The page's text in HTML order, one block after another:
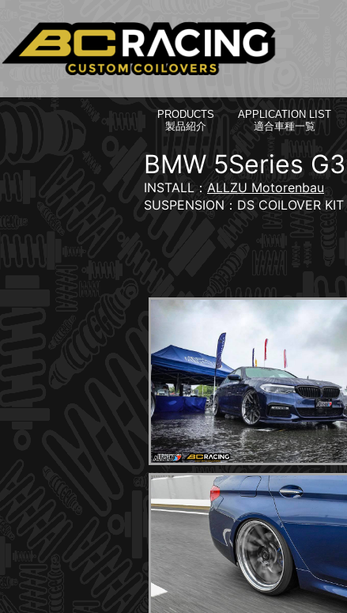
PRODUCTS
製品紹介
APPLICATION LIST
適合車種一覧
BMW 5Series
INSTALL： ALLZU Motorenbau
SUSPENSION：DS COILOVER